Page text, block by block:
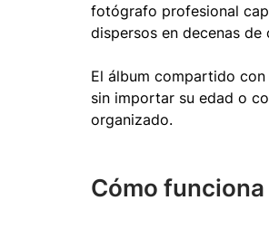
fotógrafo profesional
dispersos en decenas
El álbum compartido
sin importar su edad o
organizado.
Cómo